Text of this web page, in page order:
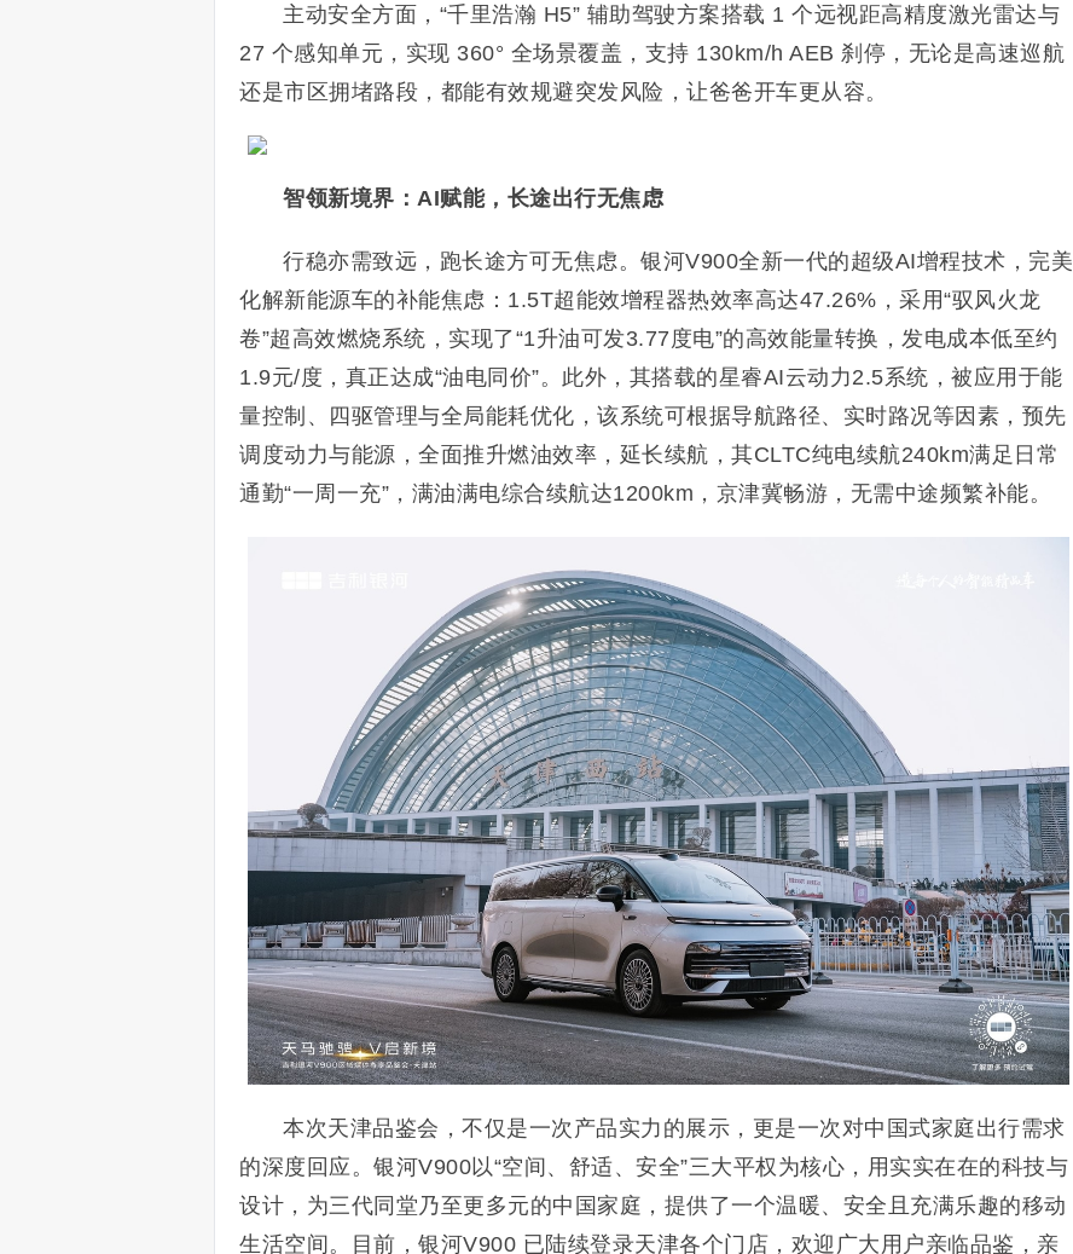
主动安全方面，“千里浩瀚 H5” 辅助驾驶方案搭载 1 个远视距高精度激光雷达与
27 个感知单元，实现 360° 全场景覆盖，支持 130km/h AEB 刹停，无论是高速巡航
还是市区拥堵路段，都能有效规避突发风险，让爸爸开车更从容。
智领新境界：AI赋能，长途出行无焦虑
行稳亦需致远，跑长途方可无焦虑。银河V900全新一代的超级AI增程技术，完美
化解新能源车的补能焦虑：1.5T超能效增程器热效率高达47.26%，采用“驭风火龙
卷”超高效燃烧系统，实现了“1升油可发3.77度电”的高效能量转换，发电成本低至约
1.9元/度，真正达成“油电同价”。此外，其搭载的星睿AI云动力2.5系统，被应用于能
量控制、四驱管理与全局能耗优化，该系统可根据导航路径、实时路况等因素，预先
调度动力与能源，全面推升燃油效率，延长续航，其CLTC纯电续航240km满足日常
通勤“一周一充”，满油满电综合续航达1200km，京津冀畅游，无需中途频繁补能。
本次天津品鉴会，不仅是一次产品实力的展示，更是一次对中国式家庭出行需求
的深度回应。银河V900以“空间、舒适、安全”三大平权为核心，用实实在在的科技与
设计，为三代同堂乃至更多元的中国家庭，提供了一个温暖、安全且充满乐趣的移动
生活空间。目前，银河V900 已陆续登录天津各个门店，欢迎广大用户亲临品鉴，亲